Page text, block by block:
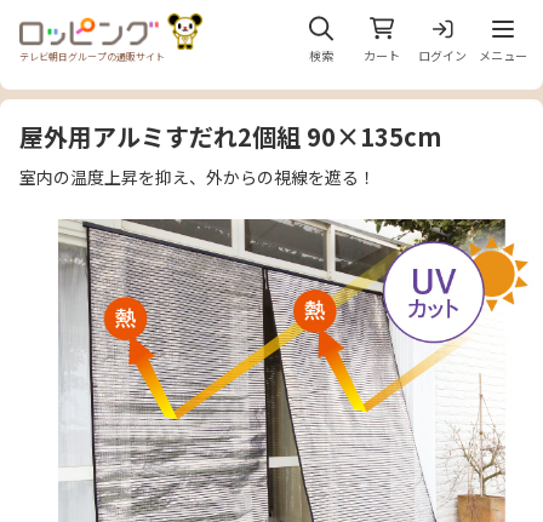
テレビ朝日グループの通販サイト 検索 カート ログイン
メニ
メニュー
屋外用アルミすだれ2個組 90×135cm
室内の温度上昇を抑え、外からの視線を遮る！